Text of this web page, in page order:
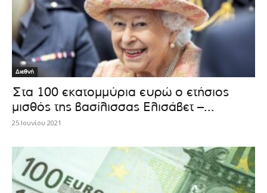
Διεθνή
Στα 100 εκατομμύρια ευρώ ο ετήσιος
μισθός της βασίλισσας Ελισάβετ –...
25 Ιουνίου 2021